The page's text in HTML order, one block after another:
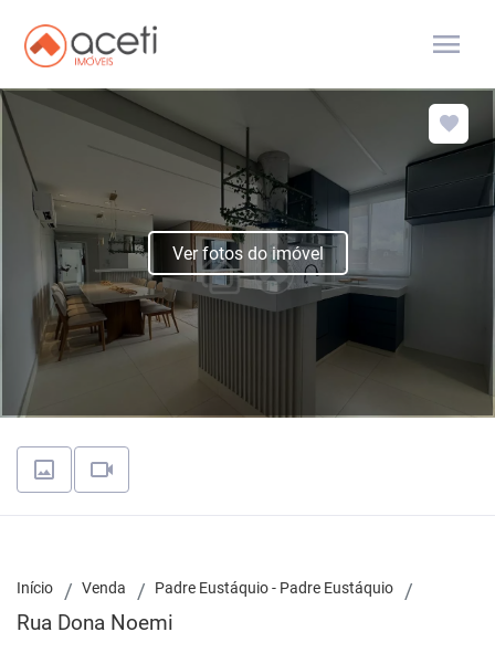
menu
Ver fotos do imóvel
Início Venda Padre Eustáquio - Padre Eustáquio
Rua Dona Noemi